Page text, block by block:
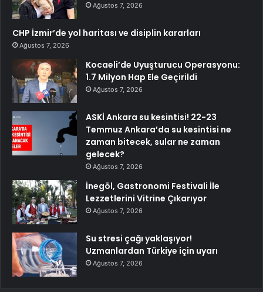
Ağustos 7, 2026
CHP İzmir’de yol haritası ve disiplin kararları
Ağustos 7, 2026
Kocaeli’de Uyuşturucu Operasyonu:
1.7 Milyon Hap Ele Geçirildi
Ağustos 7, 2026
ASKİ Ankara su kesintisi! 22-23
Temmuz Ankara’da su kesintisi ne
zaman bitecek, sular ne zaman
gelecek?
Ağustos 7, 2026
İnegöl, Gastronomi Festivali İle
Lezzetlerini Vitrine Çıkarıyor
Ağustos 7, 2026
Su stresi çağı yaklaşıyor!
Uzmanlardan Türkiye için uyarı
Ağustos 7, 2026